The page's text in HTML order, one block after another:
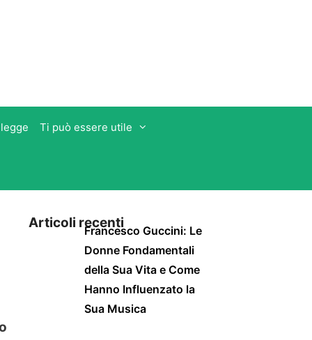
Ti può essere utile
Articoli recentiFrancesco Guccini: Le
Donne Fondamentali
della Sua Vita e Come
Hanno Influenzato la
Sua Musica